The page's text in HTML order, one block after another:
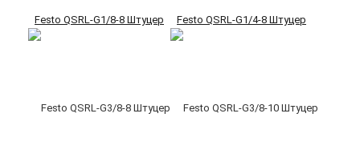
Festo QSRL-G1/8-8 Штуцер Festo QSRL-G1/4-8 Штуцер